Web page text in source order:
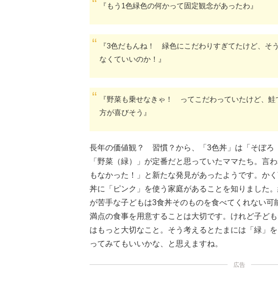
『もう1色緑色の何かって固定観念があったわ』
『3色だもんね！ 緑色にこだわりすぎてたけど、そ
なくていいのか！』
『野菜も乗せなきゃ！ ってこだわっていたけど、
方が喜びそう』
長年の価値観？ 習慣？から、「3色丼」は「そぼろ
「野菜（緑）」が定番だと思っていたママたち。言
もなかった！」と新たな発見があったようです。か
丼に「ピンク」を使う家庭があることを知りました
が苦手な子どもは3食丼そのものを食べてくれない可
満点の食事を用意することは大切です。けれど子ど
はもっと大切なこと。そう考えるとたまには「緑」
ってみてもいいかな、と思えますね。
広告